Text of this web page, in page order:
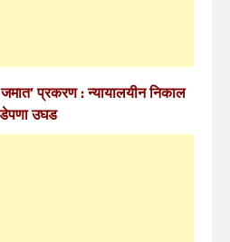
प्रकरण : न्यायालयीन निकाल
उघड